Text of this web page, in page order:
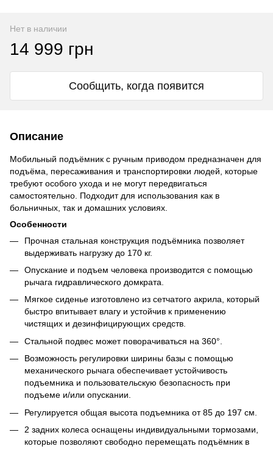
Нет в наличии
14 999 грн
Сообщить, когда появится
Описание
Мобильный подъёмник с ручным приводом предназначен для
подъёма, пересаживания и транспортировки людей, которые
требуют особого ухода и не могут передвигаться
самостоятельно. Подходит для использования как в
больничных, так и домашних условиях.
Особенности
Прочная стальная конструкция подъёмника позволяет
выдерживать нагрузку до 170 кг.
Опускание и подъем человека производится с помощью
рычага гидравлического домкрата.
Мягкое сиденье изготовлено из сетчатого акрила, который
быстро впитывает влагу и устойчив к применению
чистящих и дезинфицирующих средств.
Стальной подвес может поворачиваться на 360°.
Возможность регулировки ширины базы с помощью
механического рычага обеспечивает устойчивость
подъемника и пользовательскую безопасность при
подъеме и/или опускании.
Регулируется общая высота подъемника от 85 до 197 см.
2 задних колеса оснащены индивидуальными тормозами,
которые позволяют свободно перемещать подъёмник в